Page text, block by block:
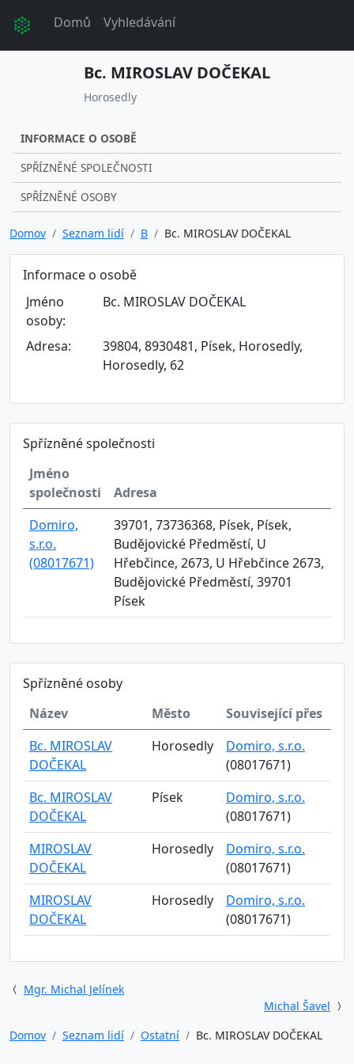
Domů Vyhledávání
Bc. MIROSLAV DOČEKAL
Horosedly
INFORMACE O OSOBĚ
SPŘÍZNĚNÉ SPOLEČNOSTI
SPŘÍZNĚNÉ OSOBY
Domov Seznam lidí B Bc. MIROSLAV DOČEKAL
Informace o osobě
Jméno
osoby:
Bc. MIROSLAV DOČEKAL
Adresa:
39804, 8930481, Písek, Horosedly,
Horosedly, 62
Spřízněné společnosti
Jméno
společnosti
Adresa
Domiro,
s.r.o.
(08017671)
39701, 73736368, Písek, Písek,
Budějovické Předměstí, U
Hřebčince, 2673, U Hřebčince 2673,
Budějovické Předměstí, 39701
Písek
Spřízněné osoby
Název
Město
Související přes
Bc. MIROSLAV
DOČEKAL
Horosedly
Domiro, s.r.o.
(08017671)
Bc. MIROSLAV
DOČEKAL
Písek
Domiro, s.r.o.
(08017671)
MIROSLAV
DOČEKAL
Horosedly
Domiro, s.r.o.
(08017671)
MIROSLAV
DOČEKAL
Horosedly
Domiro, s.r.o.
(08017671)
Mgr. Michal Jelínek
Michal Šavel
Domov
Seznam lidí Ostatní Bc. MIROSLAV DOČEKAL